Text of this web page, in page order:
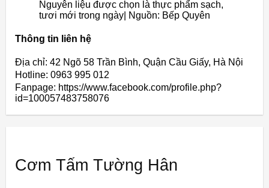
Nguyên liệu được chọn là thực phẩm sạch,
tươi mới trong ngày| Nguồn: Bếp Quyên
Thông tin liên hệ
Địa chỉ: 42 Ngõ 58 Trần Bình, Quận Cầu Giấy, Hà Nội
Hotline: 0963 995 012
Fanpage: https://www.facebook.com/profile.php?
id=100057483758076
Cơm Tấm Tường Hân